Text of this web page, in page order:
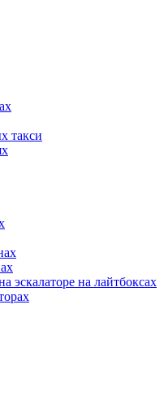
такси
эскалаторе на лайтбоксах